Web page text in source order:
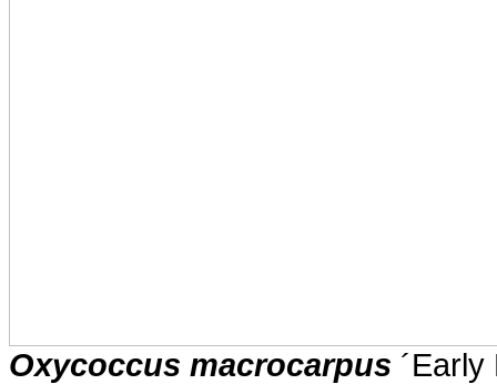
Oxycoccus macrocarpus ´Early